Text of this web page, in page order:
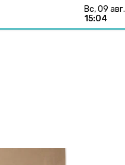
вс, 09 авг.
15:04